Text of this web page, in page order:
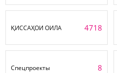
ҚИССАҲОИ ОИЛА 4718
Спецпроекты 8